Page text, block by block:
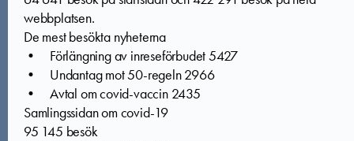
webbplatsen.
De mest besökta nyheterna
• Förlängning av inreseförbudet 5427
• Undantag mot 50-regeln 2966
• Avtal om covid-vaccin 2435
Samlingssidan om covid-19
95 145 besök